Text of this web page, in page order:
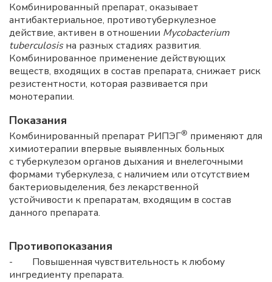
Комбинированный препарат, оказывает
антибактериальное, противотуберкулезное
действие, активен в отношении Mycobacterium
tuberculosisна разных стадиях развития.
Комбинированное применение действующих
веществ, входящих в состав препарата, снижает риск
резистентности, которая развивается при
монотерапии.
Показания
Комбинированный препарат РИПЭГ® применяют для
химиотерапии впервые выявленных больных
с туберкулезом органов дыхания и внелегочными
формами туберкулеза, с наличием или отсутствием
бактериовыделения, без лекарственной
устойчивости к препаратам, входящим в состав
данного препарата.
Противопоказания
- Повышенная чувствительность к любому
ингредиенту препарата.